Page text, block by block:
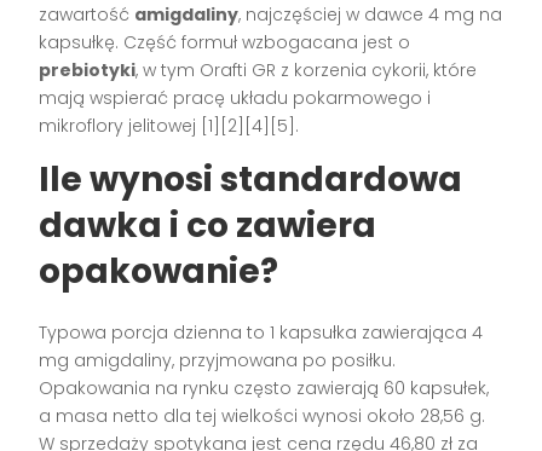
zawartość amigdaliny, najczęściej w dawce 4 mg na
kapsułkę. Część formuł wzbogacana jest o
prebiotyki, w tym Orafti GR z korzenia cykorii, które
mają wspierać pracę układu pokarmowego i
mikroflory jelitowej [1][2][4][5].
Ile wynosi standardowa
dawka i co zawiera
opakowanie?
Typowa porcja dzienna to 1 kapsułka zawierająca 4
mg amigdaliny, przyjmowana po posiłku.
Opakowania na rynku często zawierają 60 kapsułek,
a masa netto dla tej wielkości wynosi około 28,56 g.
W sprzedaży spotykana jest cena rzędu 46,80 zł za